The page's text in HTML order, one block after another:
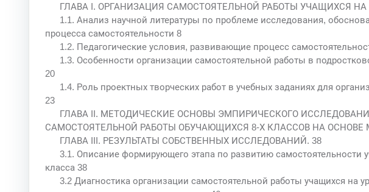
ГЛАВА I. ОРГАНИЗАЦИЯ САМОСТОЯТЕЛЬНОЙ РАБОТЫ УЧАЩИХСЯ НА
1.1. Анализ научной литературы по проблеме исследования,
процесса самостоятельности 8
1.2. Педагогические условия, развивающие процесс
1.3. Особенности организации самостоятельной работы в
20
1.4. Роль проектных творческих работ в учебных заданиях для
23
ГЛАВА II. МЕТОДИЧЕСКИЕ ОСНОВЫ ЭМПИРИЧЕСКОГО
САМОСТОЯТЕЛЬНОЙ РАБОТЫ ОБУЧАЮЩИХСЯ 8-Х КЛАССОВ НА ОСНОВЕ
ГЛАВА III. РЕЗУЛЬТАТЫ СОБСТВЕННЫХ ИССЛЕДОВАНИЙ. 38
3.1. Описание формирующего этапа по развитию самостоятельности
класса 38
3.2 Диагностика организации самостоятельной работы учащихся на